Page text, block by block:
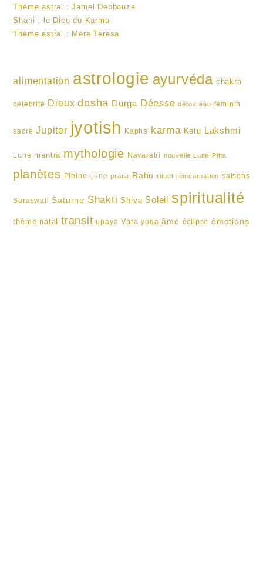
Thème astral : Jamel Debbouze
Shani : le Dieu du Karma
Thème astral : Mère Teresa
alimentation astrologie ayurvéda chakra
célébrité Dieux dosha Durga Déesse détox eau féminin
sacré Jupiter jyotish Kapha karma Ketu Lakshmi
Lune mantra mythologie Navaratri nouvelle Lune Pitta
planètes Pleine Lune prana Rahu rituel réincarnation saisons
Saraswati Saturne Shakti Shiva Soleil spiritualité
thème natal transit upaya Vata yoga âme éclipse émotions